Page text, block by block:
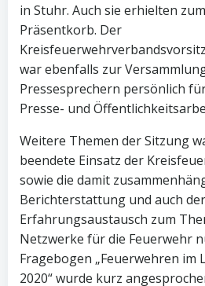
in Stuhr. Auch sie erhielten
Präsentkorb. Der
war ebenfalls zur
Pressesprechern persönlich
Presse- und
Weitere Themen der Sitzung
beendete Einsatz der
sowie die damit
Berichterstattung und auch der
Erfahrungsaustausch zum
Netzwerke für die Feuerwehr
Fragebogen „Feuerwehren im
2020“ wurde kurz